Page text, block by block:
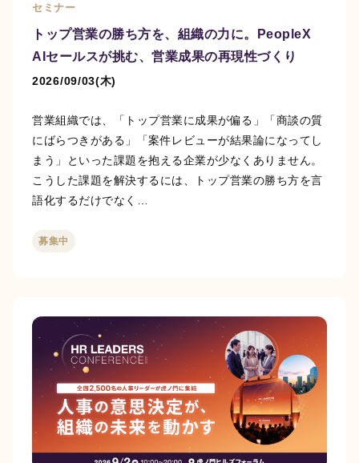
PeopleX AgenticHRプラットフォーム
“PeopleX AgenticHRプラットフォーム”は従来のHR向
解決策まで提案する、全く新しいHRプラットフォー
ムです。面接→面談→ロープレの相互連携はもちろ
人事課題を視覚化し、適切な解決策をAIエージェント
がご提案します。
セミナー
トップ営業の勝ち方を、組織の力に。PeopleX
AIセールスが挑む、営業成果の再現性づくり
2026/09/03(木)
営業組織では、「トップ営業に成果が偏る」「商談の質
にばらつきがある」「案件レビューが結果論になってし
まう」といった課題を抱える企業が少なくありません。
こうした課題を解決するには、トップ営業の勝ち方を言
語化するだけでなく…
募集中